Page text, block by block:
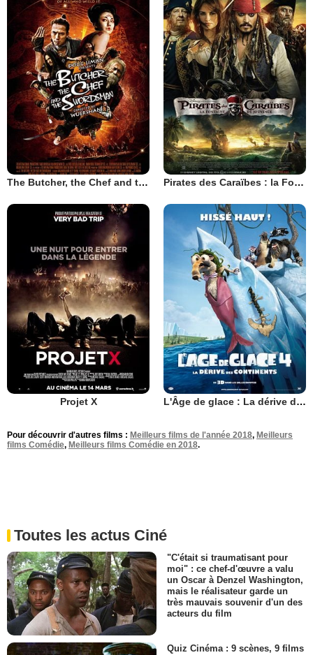
The Butcher, the Chef and the Swordsman Pirates des Caraïbes : la Fontaine de Jouvence
Projet X L'Âge de glace : La dérive des continents
Pour découvrir d'autres films : Meilleurs films de l'année 2018, Meilleurs
films Comédie, Meilleurs films Comédie en 2018.
Toutes les actus Ciné
"C'était si traumatisant pour
moi" : ce chef-d'œuvre a valu
un Oscar à Denzel Washington,
mais le réalisateur garde un
très mauvais souvenir d'un des
acteurs du film
Quiz Cinéma : 9 scènes, 9 films